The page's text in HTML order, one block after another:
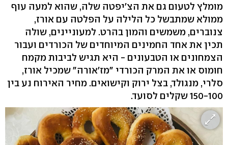
מומלץ לטעום גם את הצ'יפטה שלה, שהוא למעה עוף
ממולא שמתבשל כל הלילה על הפלטה עם אורז,
צנוברים, משמשים והמון בהרט. למעוניינים, שולה
תכין את אחד החמינים המיוחדים של הכורדים ועבור
הצמחונים או הטבעונים - היא תגיש לביבות מקמח
חומוס או את המרק הכורדי "מז'אורה" שמכיל אורז,
סלרי, מנגולד, בצל ירוק וקישואים. מחיר האירוח נע בין
150-100 שקלים לסועד.